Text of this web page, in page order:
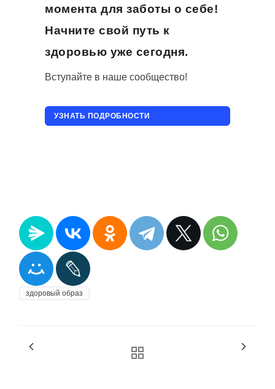
момента для заботы о себе!
Начните свой путь к
здоровью уже сегодня.
Вступайте в наше сообщество!
УЗНАТЬ ПОДРОБНОСТИ
здоровый образ